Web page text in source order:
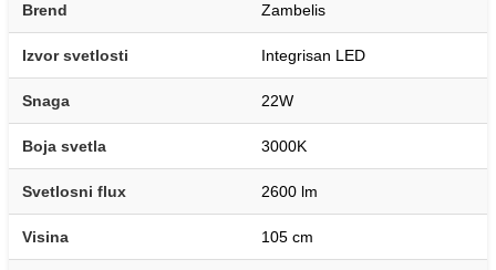
Brend Zambelis
Izvor svetlosti Integrisan LED
Snaga 22W
Boja svetla 3000K
Svetlosni flux 2600 lm
Visina 105 cm